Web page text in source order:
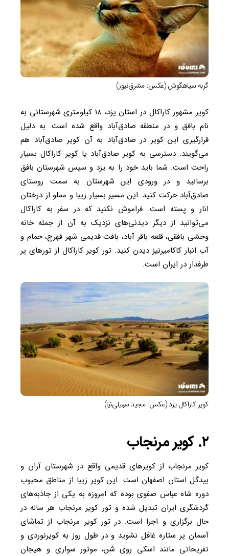
گربه سیاهگوش (عکس: مشرق‌نیوز)
کویر مشهور کاراکال در استان یزد، ۱۸ کیلومتری شهرستانی به
نام بافق و در منطقه صادق‌آباد واقع شده است. به دلیل
قرارگیری این کویر در صادق‌آباد به آن کویر صادق‌آباد هم
می‌گویند. دسترسی به کویر صادق‌آباد یا کویر کاراکال بسیار
راحت است. شما باید خود را به یزد و سپس شهرستان بافق
برسانید و در ورودی این شهرستان به سمت روستای
صادق‌آباد حرکت کنید. این مسیر بسیار زیبا و مملو از درختان
انار و پسته است. فراموش نکنید که در سفر به کاراکال
می‌توانید از دیگر دیدنی‌های نزدیک به آن از جمله خانه
وحشی بافقی، قلعه باقر آباد، بافت قدیمی شهر فهرج، حمام و
آب انبار کاکامیرنیز دیدن کنید. تور کویر کاراکال از تورهای پر
طرفدار در ایران است.
کویر کاراکال یزد (عکس: مجید سهیلی‌نیا)
۲. کویر مرنجاب
کویر مرنجاب از کویرهای قدیمی واقع در شهرستان آران و
بیدگل استان اصفهان است. این کویر زیبا از مناطق محبوب
دوره شاه عباس صفوی بوده که امروزه به یکی از جاذبه‌های
گردشگری ایران تبدیل شده و تور کویر مرنجاب هر ساله در
حال برگزاری و اجرا است. در تور کویر مرنجاب از تماشای
آسمان پر ستاره غافل نشوید و در طول روز به کویرنوردی و
تفریحاتی مانند اسکی روی شن، موتور سواری و هیجان